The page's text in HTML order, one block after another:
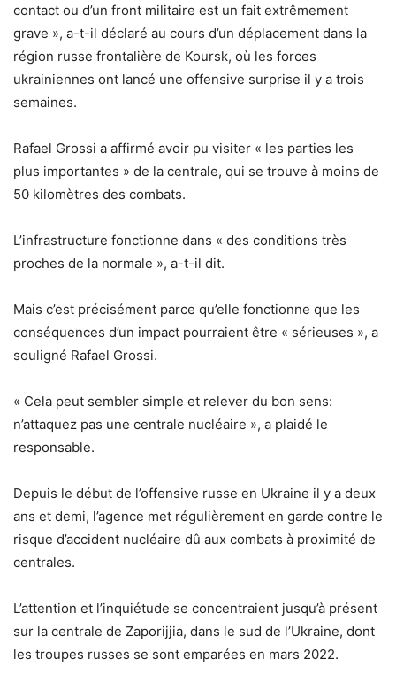
contact ou d’un front militaire est un fait extrêmement
grave », a-t-il déclaré au cours d’un déplacement dans la
région russe frontalière de Koursk, où les forces
ukrainiennes ont lancé une offensive surprise il y a trois
semaines.
Rafael Grossi a affirmé avoir pu visiter « les parties les
plus importantes » de la centrale, qui se trouve à moins de
50 kilomètres des combats.
L’infrastructure fonctionne dans « des conditions très
proches de la normale », a-t-il dit.
Mais c’est précisément parce qu’elle fonctionne que les
conséquences d’un impact pourraient être « sérieuses », a
souligné Rafael Grossi.
« Cela peut sembler simple et relever du bon sens:
n’attaquez pas une centrale nucléaire », a plaidé le
responsable.
Depuis le début de l’offensive russe en Ukraine il y a deux
ans et demi, l’agence met régulièrement en garde contre le
risque d’accident nucléaire dû aux combats à proximité de
centrales.
L’attention et l’inquiétude se concentraient jusqu’à présent
sur la centrale de Zaporijjia, dans le sud de l’Ukraine, dont
les troupes russes se sont emparées en mars 2022.